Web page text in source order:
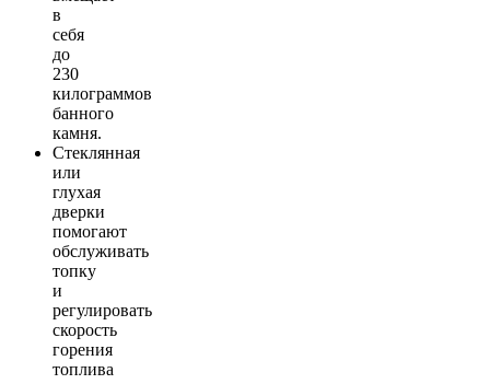
в
себя
до
230
килограммов
банного
камня.
Стеклянная
или
глухая
дверки
помогают
обслуживать
топку
и
регулировать
скорость
горения
топлива